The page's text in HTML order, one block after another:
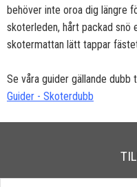
behöver inte oroa dig längre
skoterleden, hårt packad snö
skotermattan lätt tappar
Se våra guider gällande dubb
Guider - Skoterdubb